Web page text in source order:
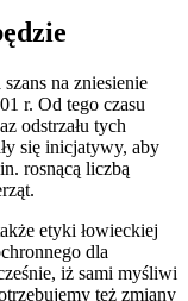
na zniesienie
r. Od tego czasu
odstrzału tych
się inicjatywy, aby
rosnącą liczbą
etyki łowieckiej
dla
iż sami myśliwi
też zmiany